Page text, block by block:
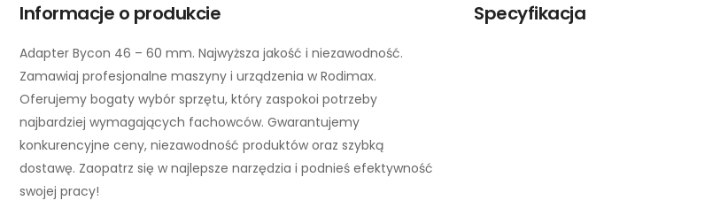
Informacje o produkcie
Adapter Bycon 46 – 60 mm. Najwyższa jakość i niezawodność.
Zamawiaj profesjonalne maszyny i urządzenia w Rodimax.
Oferujemy bogaty wybór sprzętu, który zaspokoi potrzeby
najbardziej wymagających fachowców. Gwarantujemy
konkurencyjne ceny, niezawodność produktów oraz szybką
dostawę. Zaopatrz się w najlepsze narzędzia i podnieś efektywność
swojej pracy!
Specyfikacja